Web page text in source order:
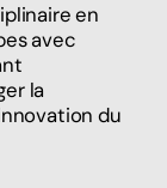
en
avec
la
du